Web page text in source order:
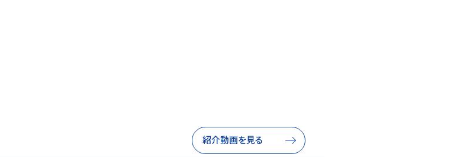
紹介動画を見る